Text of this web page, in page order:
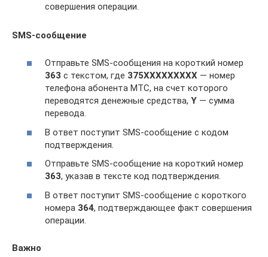
совершения операции.
SMS-сообщение
Отправьте SMS-сообщения на короткий номер
363 с текстом, где 375ХХХХХХХХХ — номер
телефона абонента МТС, на счет которого
переводятся денежные средства, Y — сумма
перевода.
В ответ поступит SMS-сообщение с кодом
подтверждения.
Отправьте SMS-сообщение на короткий номер
363, указав в тексте код подтверждения.
В ответ поступит SMS-сообщение с короткого
номера 364, подтверждающее факт совершения
операции.
Важно